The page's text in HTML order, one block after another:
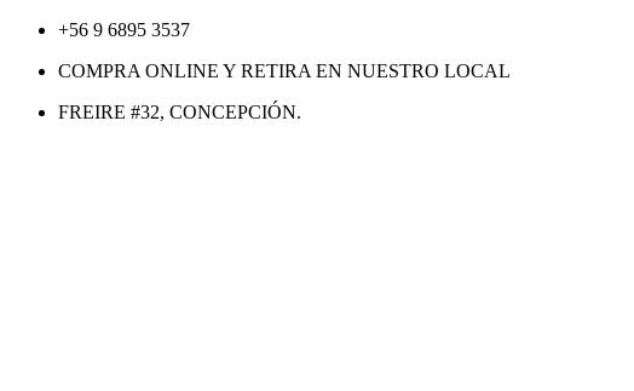
contenido
+56 9 6895 3537
COMPRA ONLINE Y RETIRA EN NUESTRO LOCAL
FREIRE #32, CONCEPCIÓN.